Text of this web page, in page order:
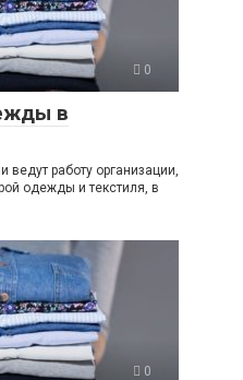
0
в
ведут работу организации,
одежды и текстиля, в
0